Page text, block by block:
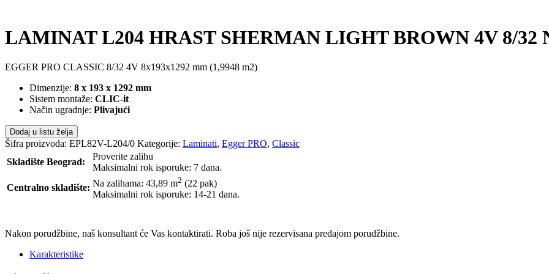
LAMINAT L204 HRAST SHERMAN LIGHT BROWN 4V 8/32
EGGER PRO CLASSIC 8/32 4V 8x193x1292 mm (1,9948 m2)
Dimenzije: 8 x 193 x 1292 mm
Sistem montaže: CLIC-it
Način ugradnje: Plivajući
Dodaj u listu želja
Šifra proizvoda: EPL82V-L204/0 Kategorije: Laminati, Egger PRO, Classic
Skladište Beograd:
Proverite zalihu
Maksimalni rok isporuke: 7 dana.
Centralno skladište: Na zalihama: 43,89 m2 (22 pak)
Maksimalni rok isporuke: 14-21 dana.
Nakon porudžbine, naš konsultant će Vas kontaktirati. Roba još nije rezervisana predajom porudžbine.
Karakteristike